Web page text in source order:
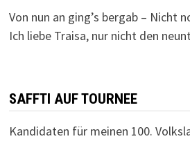
Von nun an ging’s bergab – Nicht
Ich liebe Traisa, nur nicht den
SAFFTI AUF TOURNEE
Kandidaten für meinen 100.